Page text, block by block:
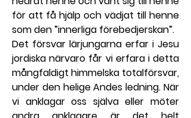
för att få hjälp och vädjat till henne
som den ”innerliga förebedjerskan”.
Det försvar lärjungarna erfar i Jesu
jordiska närvaro får vi erfara i detta
mångfaldigt himmelska totalförsvar,
under den helige Andes ledning. När
vi anklagar oss själva eller möter